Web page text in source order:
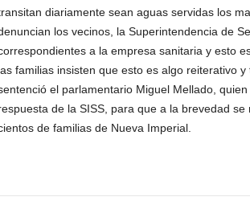
diariamente sean aguas servidas los
los vecinos, la Superintendencia de
a la empresa sanitaria y esto
familias insisten que esto es algo reiterativo
el parlamentario Miguel Mellado,
de la SISS, para que a la brevedad
de familias de Nueva Imperial.